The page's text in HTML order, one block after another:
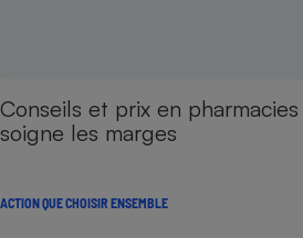
Conseils et prix en
soigne les marges
ACTION QUE CHOISIR ENSEMBLE